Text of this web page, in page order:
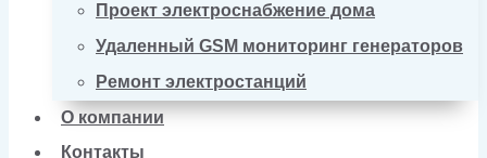
Проект электроснабжение дома
Удаленный GSM мониторинг генераторов
Ремонт электростанций
О компании
Контакты